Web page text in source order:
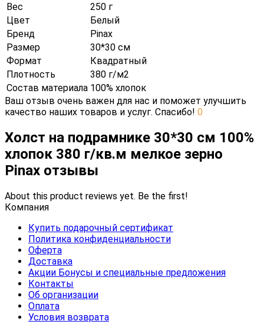
Вес
250 г
Цвет
Белый
Бренд
Pinax
Размер
30*30 см
Формат
Квадратный
Плотность
380 г/м2
Состав материала 100% хлопок
Ваш отзыв очень важен для нас и поможет улучшить
качество наших товаров и услуг. Спасибо! 0
Холст на подрамнике 30*30 см 100%
хлопок 380 г/кв.м мелкое зерно
Pinax отзывы
About this product reviews yet. Be the first!
Компания
Купить подарочный сертификат
Политика конфиденциальности
Оферта
Доставка
Акции Бонусы и специальные предложения
Контакты
Об организации
Оплата
Условия возврата